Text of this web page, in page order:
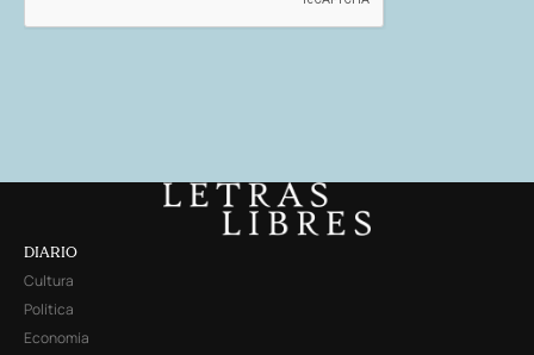
DIARIO
Cultura
Política
Economía